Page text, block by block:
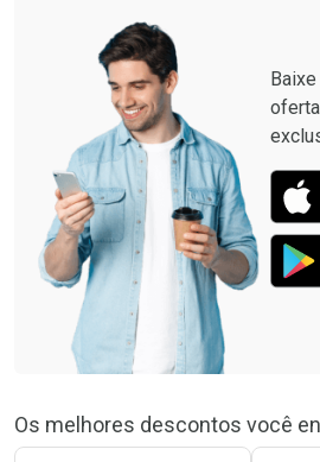
Baixe
Os melhores descontos você